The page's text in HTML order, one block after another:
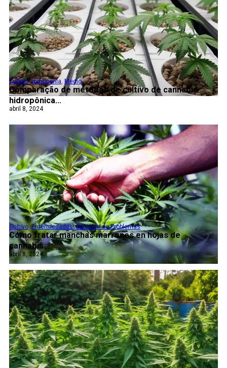
Comparação de métodos de cultivo de cannabis
hidropônica...
Cultivo,Hidroponía, Medio
abril 8, 2024
Cómo tratar manchas marrones en hojas de
cannabis...
Cultivo,Enfermedades,Solución de Problemas
abril 8, 2024